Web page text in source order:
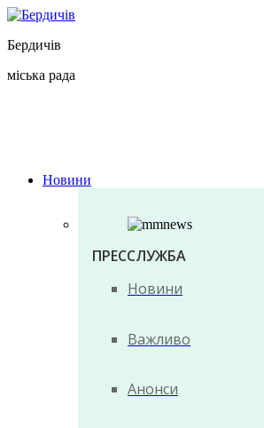
Перейти
вмісту
Бердичів
міська рада
Новини
ПРЕССЛУЖБА
Новини
Важливо
Анонси